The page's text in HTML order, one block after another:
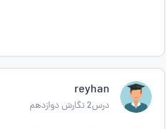
reyhan
درس2 نگارش دوازدهم